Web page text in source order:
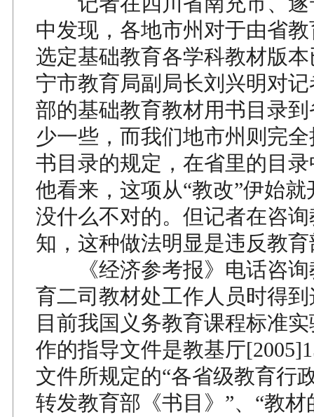
中发现，各地市州对于由省
选定基础教育各学科教材版
宁市教育局副局长刘兴明对
部的基础教育教材用书目录
少一些，而我们地市州则完
书目录的规定，在省里的目
他看来，这项从“教改”伊始
没什么不对的。但记者在咨
知，这种做法明显是违反教
《经济参考报》电话咨询
育二司教材处工作人员时得
目前我国义务教育课程标准
作的指导文件是教基厅
文件所规定的“各省级教育行
转发教育部《书目》”、“教